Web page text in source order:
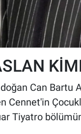
Can Bartu
Cennet'in
Tiyatro